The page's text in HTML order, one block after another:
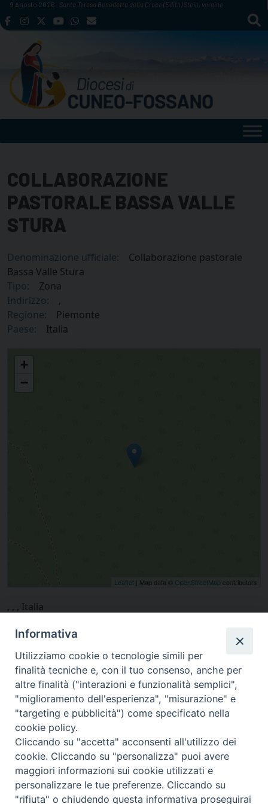
Skip
to
9 Agosto 2026 Santa Teresa Benedetta della Croce (Edith) Stein, vergine
COLLABORAZIONE
PASTORALE BASSA VALLE
STURA
Denominazione ufficiale:
Collaborazione pastorale
Bassa Valle Stura
Tipo:
Zona
Indirizzo:
,
Regione:
Piemonte
Paese:
Italia
+
−
Leaflet | Map data © OpenStreetMap contributors
, , , Italia
via Amedeo Rossi, 28 - 12100 Cuneo
segreteriagenerale@diocesicuneofossano.it
c.f. 96017380047
Informativa
Utilizziamo cookie o tecnologie simili per
finalità tecniche e, con il tuo consenso, anche per
altre finalità ("interazioni e funzionalità semplici",
"miglioramento dell'esperienza", "misurazione" e
"targeting e pubblicità") come specificato nella
cookie policy.
Cliccando su "accetta" acconsenti all'utilizzo dei
cookie. Cliccando su "personalizza" puoi avere
maggiori informazioni sui cookie utilizzati e
personalizzare le tue preferenze. Cliccando su
"rifiuta" o chiudendo questa informativa proseguirai